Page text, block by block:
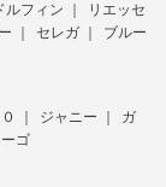
ルフィン
リエッセ
セレガ
ブルー
ジャニー
ガ
ゴ